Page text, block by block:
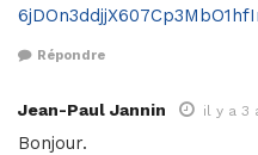
Répondre
Jean-Paul Jannin il y a 3
Bonjour.